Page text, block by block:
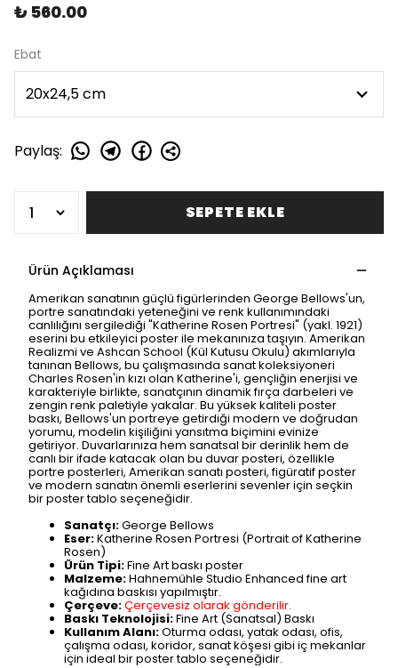
₺ 560.00
Ebat
Paylaş:
SEPETE EKLE
Ürün Açıklaması
Amerikan sanatının güçlü figürlerinden George Bellows'un,
portre sanatındaki yeteneğini ve renk kullanımındaki
canlılığını sergilediği "Katherine Rosen Portresi" (yakl. 1921)
eserini bu etkileyici poster ile mekanınıza taşıyın. Amerikan
Realizmi ve Ashcan School (Kül Kutusu Okulu) akımlarıyla
tanınan Bellows, bu çalışmasında sanat koleksiyoneri
Charles Rosen'in kızı olan Katherine'i, gençliğin enerjisi ve
karakteriyle birlikte, sanatçının dinamik fırça darbeleri ve
zengin renk paletiyle yakalar. Bu yüksek kaliteli poster
baskı, Bellows'un portreye getirdiği modern ve doğrudan
yorumu, modelin kişiliğini yansıtma biçimini evinize
getiriyor. Duvarlarınıza hem sanatsal bir derinlik hem de
canlı bir ifade katacak olan bu duvar posteri, özellikle
portre posterleri, Amerikan sanatı posteri, figüratif poster
ve modern sanatın önemli eserlerini sevenler için seçkin
bir poster tablo seçeneğidir.
Sanatçı:George Bellows
Eser:Katherine Rosen Portresi (Portrait of Katherine
Rosen)
Ürün Tipi:Fine Art baskı poster
Malzeme:Hahnemühle Studio Enhanced fine art
kağıdına baskısı yapılmıştır.
Çerçeve:Çerçevesiz olarak gönderilir.
Baskı Teknolojisi:Fine Art (Sanatsal) Baskı
Kullanım Alanı:Oturma odası, yatak odası, ofis,
çalışma odası, koridor, sanat köşesi gibi iç mekanlar
için ideal bir poster tablo seçeneğidir.